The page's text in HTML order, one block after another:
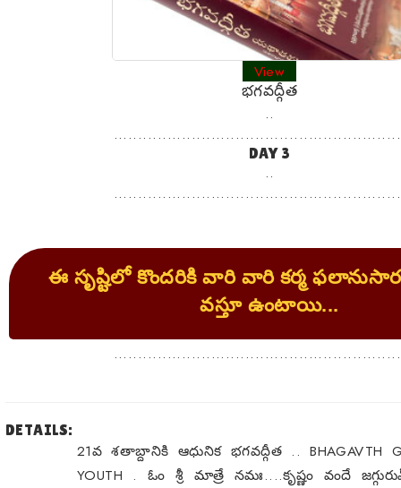
View
భగవద్గీత
..
DAY 3
..
ఈ సృష్టిలో కొందరికి వారి వారి కర్మ
వస్తూ ఉంటాయి...
DETAILS:
21వ శతాబ్దానికి ఆధునిక భగవద్గీత .. BHAGAVTH
YOUTH . ఓం శ్రీ మాత్రే నమః....కృష్ణం వందే